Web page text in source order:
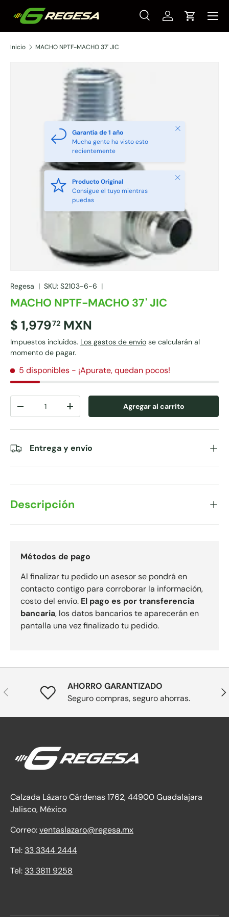
Ir al contenido
Buscar
Tipo de producto
BuscarIniciar sesión
Carrito
Menú
Inicio MACHO NPTF-MACHO 37' JIC
Garantía de 1 año
Mucha gente ha visto esto
recientemente
Cerrar
Producto Original
Consigue el tuyo mientras
puedas
Cerrar
Regesa | SKU: S2103-6-6 |
MACHO NPTF-MACHO 37' JIC
$ 1,97972 MXN
Impuestos incluidos. Los gastos de envío se calcularán al
momento de pagar.
5 disponibles - ¡Apurate, quedan pocos!
-
+ Agregar al carrito
Entrega y envío
Descripción
Métodos de pago
Al finalizar tu pedido un asesor se pondrá en
contacto contigo para corroborar la información,
costo del envío. El pago es por transferencia
bancaria, los datos bancarios te aparecerán en
pantalla una vez finalizado tu pedido.
Anterior
AHORRO GARANTIZADO
Seguro compras, seguro ahorras.
Calzada Lázaro Cárdenas 1762, 44900 Guadalajara
Jalisco, México
Correo:ventaslazaro@regesa.mx
Tel: 33 3344 2444
Tel: 33 3811 9258